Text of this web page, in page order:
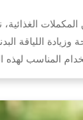
الغذائية،
اللياقة
المناسب لهذه